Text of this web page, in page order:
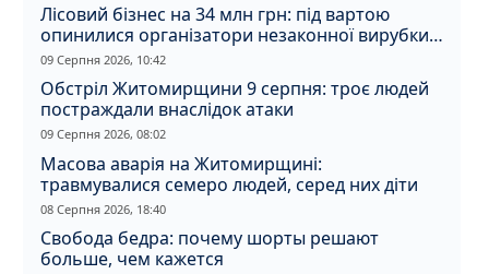
Лісовий бізнес на 34 млн грн: під вартою
опинилися організатори незаконної вирубки
на Житомирщині
09 Серпня 2026, 10:42
Обстріл Житомирщини 9 серпня: троє людей
постраждали внаслідок атаки
09 Серпня 2026, 08:02
Масова аварія на Житомирщині:
травмувалися семеро людей, серед них діти
08 Серпня 2026, 18:40
Свобода бедра: почему шорты решают
больше, чем кажется